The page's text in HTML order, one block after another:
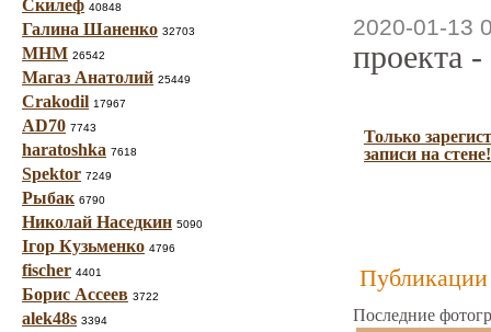
Скилеф 40848
Галина Шаненко 32703
МНМ 26542
Магаз Анатолий 25449
Crakodil 17967
AD70 7743
haratoshka 7618
Spektor 7249
Рыбак 6790
Николай Наседкин 5090
Ігор Кузьменко 4796
fischer 4401
Борис Ассеев 3722
alek48s 3394
2020-01-13
проекта
Только
записи на стене!
Публикации
Последние